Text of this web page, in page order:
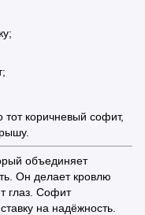
коричневый софит,
объединяет
Он делает кровлю
глаз. Софит
на надёжность.